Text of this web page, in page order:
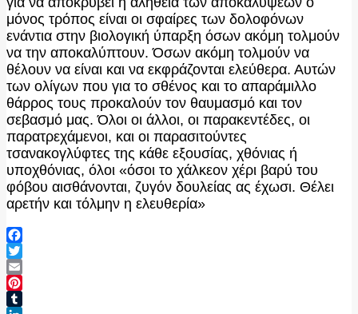
μόνος τρόπος είναι οι σφαίρες των δολοφόνων
ενάντια στην βιολογική ύπαρξη όσων ακόμη τολμούν
να την αποκαλύπτουν. Όσων ακόμη τολμούν να
θέλουν να είναι και να εκφράζονται ελεύθερα. Αυτών
των ολίγων που για το σθένος και το απαράμιλλο
θάρρος τους προκαλούν τον θαυμασμό και τον
σεβασμό μας. Όλοι οι άλλοι, οι παρακεντέδες, οι
παρατρεχάμενοι, και οι παρασιτούντες
τσανακογλύφτες της κάθε εξουσίας, χθόνιας ή
υποχθόνιας, όλοι «όσοι το χάλκεον χέρι βαρύ του
φόβου αισθάνονται, ζυγόν δουλείας ας έχωσι. Θέλει
αρετήν και τόλμην η ελευθερία»
Facebook
Twitter
Email
Pinterest